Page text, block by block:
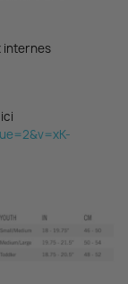
internes